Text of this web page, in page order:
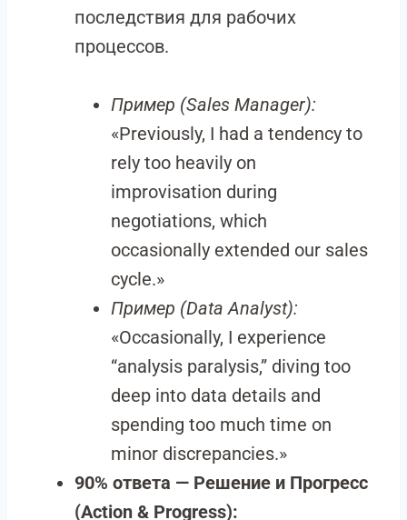
последствия для рабочих
процессов.
Пример (Sales Manager):
«Previously, I had a tendency to
rely too heavily on
improvisation during
negotiations, which
occasionally extended our sales
cycle.»
Пример (Data Analyst):
«Occasionally, I experience
“analysis paralysis,” diving too
deep into data details and
spending too much time on
minor discrepancies.»
90% ответа — Решение и Прогресс
(Action & Progress):